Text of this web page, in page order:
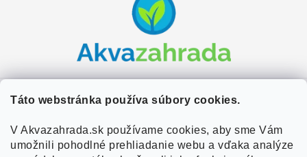
Táto webstránka používa súbory cookies.
V Akvazahrada.sk používame cookies, aby sme Vám
umožnili pohodlné prehliadanie webu a vďaka analýze
e
Zákaznícky servis
Doprava a platba
Užitočné informácie